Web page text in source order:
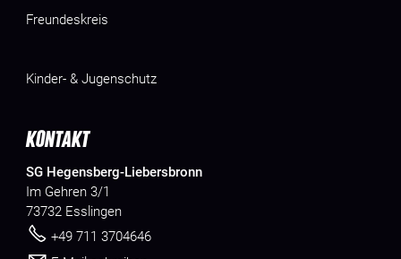
Freundeskreis
Kinder- & Jugenschutz
KONTAKT
SG Hegensberg-Liebersbronn
Im Gehren 3/1
73732 Esslingen
+49 711 3704646